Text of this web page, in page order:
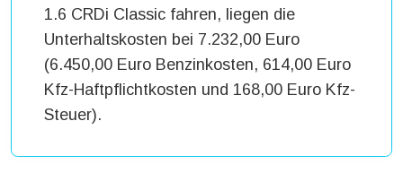
1.6 CRDi Classic fahren, liegen die
Unterhaltskosten bei 7.232,00 Euro
(6.450,00 Euro Benzinkosten, 614,00 Euro
Kfz-Haftpflichtkosten und 168,00 Euro Kfz-
Steuer).